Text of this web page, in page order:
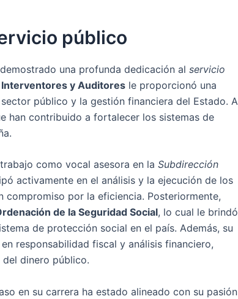
público
una profunda dedicación al servicio
y Auditores le proporcionó una
público y la gestión financiera del Estado. A
han contribuido a fortalecer los sistemas de
como vocal asesora en la Subdirección
activamente en el análisis y la ejecución de los
por la eficiencia. Posteriormente,
de la Seguridad Social, lo cual le brindó
de protección social en el país. Además, su
responsabilidad fiscal y análisis financiero,
dinero público.
en su carrera ha estado alineado con su pasión